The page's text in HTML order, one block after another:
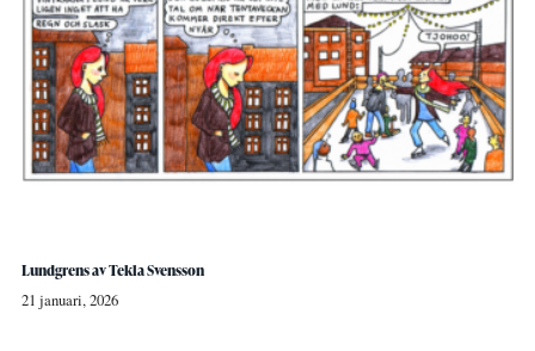
Lundgrens av Tekla Svensson
21 januari, 2026